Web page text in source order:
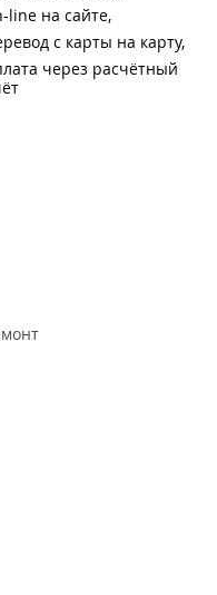
line на сайте
с карты на карту
через расчётный